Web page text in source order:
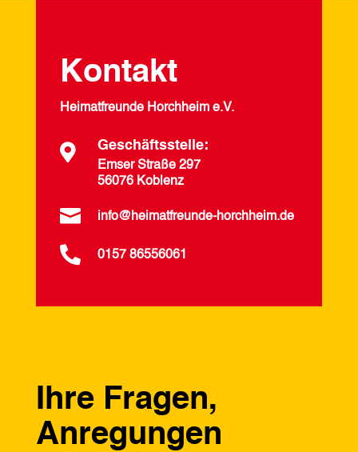
Kontakt
Heimatfreunde Horchheim e.V.
 Geschäftsstelle:
Emser Straße 297
56076 Koblenz
 info@heimatfreunde-horchheim.de
 0157 86556061
Ihre Fragen,
Anregungen